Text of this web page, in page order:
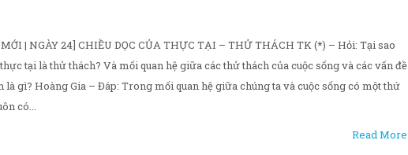
| NGÀY 24] CHIỀU DỌC CỦA THỰC TẠI – THỬ THÁCH TK (*) – Hỏi: Tại sao
tại là thử thách? Và mối quan hệ giữa các thử thách của cuộc sống và các vấn đề
là gì? Hoàng Gia – Đáp: Trong mối quan hệ giữa chúng ta và cuộc sống có một thứ
có...
Read More